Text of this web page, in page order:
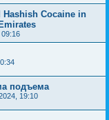
Hashish Cocaine in
подъема
19:10